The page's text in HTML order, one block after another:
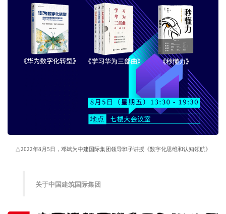
△2022年8月5日，邓斌为中建国际集团领导班子讲授《数字化思维和认知领航》
关于中国建筑国际集团